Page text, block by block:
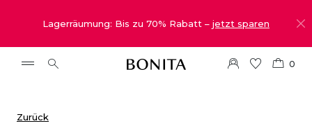
Lagerräumung: Bis zu 70% Rabatt – jetzt sparen
0
Zurück